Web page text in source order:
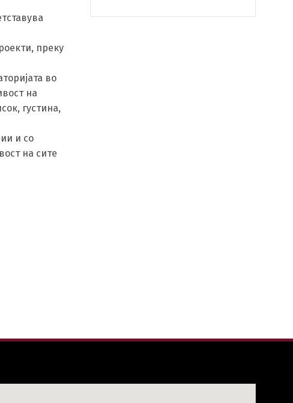
преку
во
на
густина,
и со
на сите